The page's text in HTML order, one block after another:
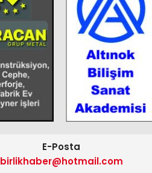
E-Posta
birlikhaber@hotmail.com